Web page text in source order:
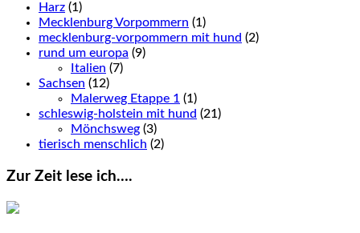
Harz (1)
Mecklenburg Vorpommern (1)
mecklenburg-vorpommern mit hund (2)
rund um europa (9)
Italien (7)
Sachsen (12)
Malerweg Etappe 1 (1)
schleswig-holstein mit hund (21)
Mönchsweg (3)
tierisch menschlich (2)
Zur Zeit lese ich….